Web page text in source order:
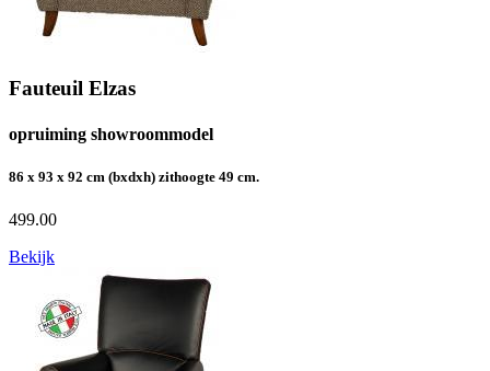
Fauteuil Elzas
opruiming showroommodel
86 x 93 x 92 cm (bxdxh) zithoogte 49 cm.
499.00
Bekijk